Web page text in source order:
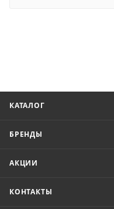
КАТАЛОГ
БРЕНДЫ
АКЦИИ
КОНТАКТЫ